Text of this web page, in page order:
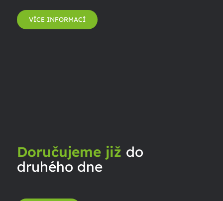
VÍCE INFORMACÍ
Doručujeme již do
druhého dne